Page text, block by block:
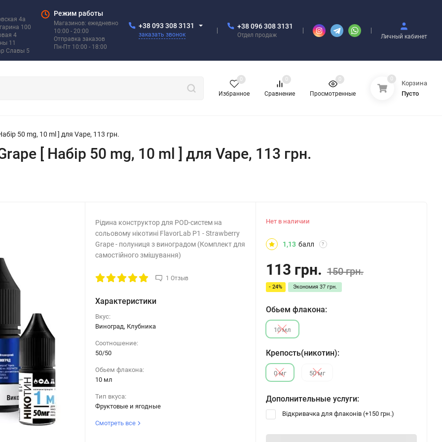
4а
100
4
11
Славы 5
Режим работы
Магазинов: ежедневно
10:00 - 20:00
Отправка заказов
Пн-Пт 10:00 - 18:00
+38 093 308 3131
заказать звонок
+38 096 308 3131
Отдел продаж Личный кабинет
Избранное
0
Сравнение
0
Просмотренные
0 0
Корзина
Пусто
50 mg, 10 ml ] для Vape, 113 грн.
[ Набір 50 mg, 10 ml ] для Vape, 113 грн.
Рідина конструктор для POD-систем на
сольовому нікотині FlavorLab P1 - Strawberry
Grape - полуниця з виноградом (Комплект для
самостійного змішування)
1 Отзыв
Характеристики
Вкус:
Виноград, Клубника
Соотношение:
50/50
Обьем флакона:
10 мл
Тип вкуса:
Фруктовые и ягодные
Смотреть все
Нет в наличии
1,13 балл ?
113 грн. 150 грн.
- 24% Экономия 37 грн.
Обьем флакона:
10 мл
Крепость(никотин):
0 мг 50 мг
Дополнительные услуги:
Відкривачка для флаконів (+150 грн.)